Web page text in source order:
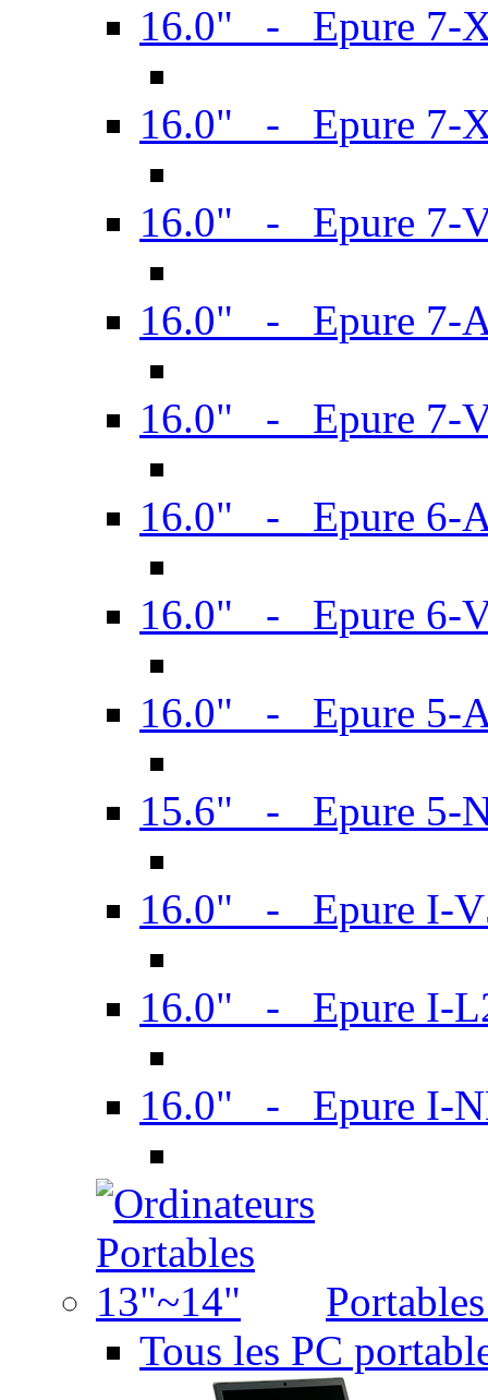
16.0" - Epure 7-
16.0" - Epure 7-
16.0" - Epure 7-
16.0" - Epure 7-
16.0" - Epure 7-
16.0" - Epure 6-
16.0" - Epure 6-
16.0" - Epure 5-
15.6" - Epure 5-
16.0" - Epure I-
16.0" - Epure I-
16.0" - Epure I-
Tous les PC